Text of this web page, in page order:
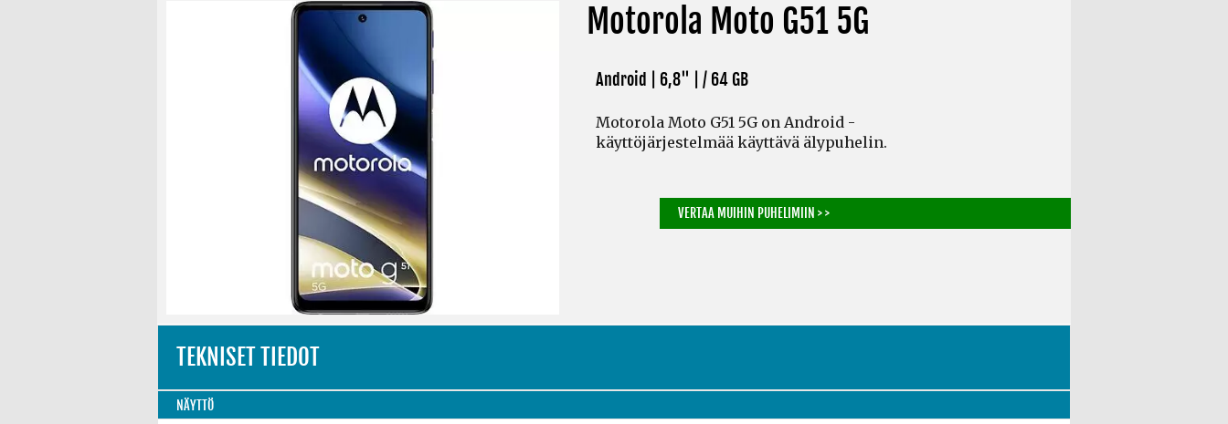
Motorola Moto G51 5G
Android | 6,8" | / 64 GB
Motorola Moto G51 5G on Android -
käyttöjärjestelmää käyttävä älypuhelin.
VERTAA MUIHIN PUHELIMIIN > >
TEKNISET TIEDOT
NÄYTTÖ